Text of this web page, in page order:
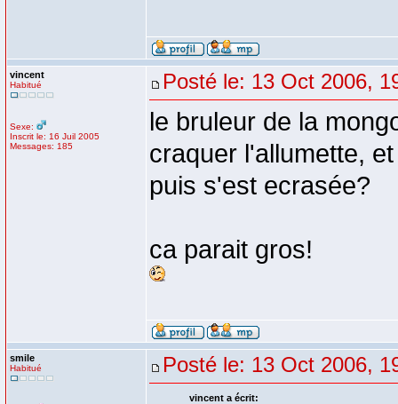
vincent
Habitué
Sexe:
Inscrit le: 16 Juil 2005
Messages: 185
Posté le: 13 Oct 2006,
le bruleur de la
craquer l'allumette,
puis s'est ecrasée?
ca parait gros!
smile
Habitué Posté le: 13 Oct 2006,
vincent a écrit: